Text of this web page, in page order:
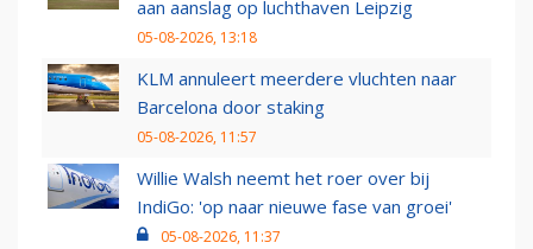
aan aanslag op luchthaven Leipzig
05-08-2026, 13:18
KLM annuleert meerdere vluchten naar
Barcelona door staking
05-08-2026, 11:57
Willie Walsh neemt het roer over bij
IndiGo: 'op naar nieuwe fase van groei'
05-08-2026, 11:37